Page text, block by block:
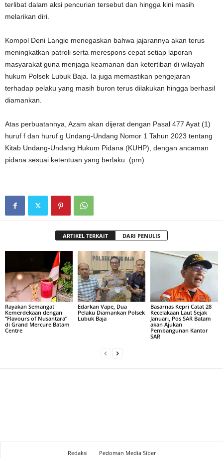
terlibat dalam aksi pencurian tersebut dan hingga kini masih
melarikan diri.
Kompol Deni Langie menegaskan bahwa jajarannya akan terus
meningkatkan patroli serta merespons cepat setiap laporan
masyarakat guna menjaga keamanan dan ketertiban di wilayah
hukum Polsek Lubuk Baja. Ia juga memastikan pengejaran
terhadap pelaku yang masih buron terus dilakukan hingga berhasil
diamankan.
Atas perbuatannya, Azam akan dijerat dengan Pasal 477 Ayat (1)
huruf f dan huruf g Undang-Undang Nomor 1 Tahun 2023 tentang
Kitab Undang-Undang Hukum Pidana (KUHP), dengan ancaman
pidana sesuai ketentuan yang berlaku. (prn)
ARTIKEL TERKAIT DARI PENULIS
Rayakan Semangat
Kemerdekaan dengan
“Flavours of Nusantara”
di Grand Mercure Batam
Centre
Edarkan Vape, Dua
Pelaku Diamankan Polsek
Lubuk Baja
Basarnas Kepri Catat 28
Kecelakaan Laut Sejak
Januari, Pos SAR Batam
akan Ajukan
Pembangunan Kantor
SAR
Redaksi Pedoman Media Siber